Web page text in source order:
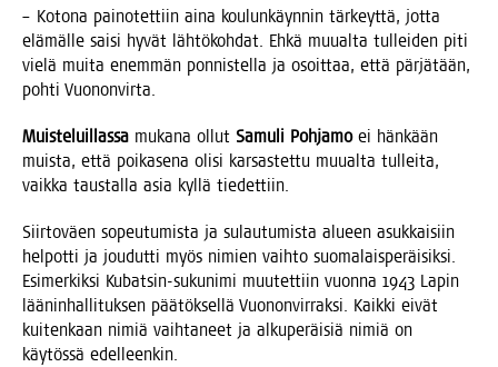
– Koto­na pai­no­tet­tiin aina kou­lun­käyn­nin tär­keyt­tä, jot­ta
elä­mäl­le sai­si hyvät läh­tö­koh­dat. Ehkä muu­al­ta tul­lei­den piti
vie­lä mui­ta enem­män pon­nis­tel­la ja osoit­taa, että pär­jä­tään,
poh­ti Vuononvirta.
Muis­te­luil­las­sa muka­na ollut Samu­li Poh­ja­moei hän­kään
muis­ta, että poi­ka­se­na oli­si kar­sas­tet­tu muu­al­ta tul­lei­ta,
vaik­ka taus­tal­la asia kyl­lä tiedettiin.
Siir­to­väen sopeu­tu­mis­ta ja sulau­tu­mis­ta alu­een asuk­kai­siin
hel­pot­ti ja jou­dut­ti myös nimien vaih­to suo­ma­lais­pe­räi­sik­si.
Esi­mer­kik­si Kubat­sin-suku­ni­mi muu­tet­tiin vuon­na 1943 Lapin
lää­nin­hal­li­tuk­sen pää­tök­sel­lä Vuo­non­vir­rak­si. Kaik­ki eivät
kui­ten­kaan nimiä vaih­ta­neet ja alku­pe­räi­siä nimiä on
käy­tös­sä edelleenkin.